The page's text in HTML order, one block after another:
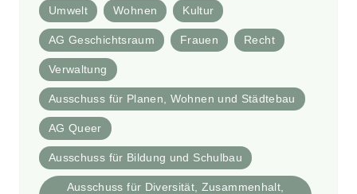
Umwelt Wohnen Kultur
AG Geschichtsraum Frauen Recht
Verwaltung
Ausschuss für Planen, Wohnen und Städtebau
AG Queer
Ausschuss für Bildung und Schulbau
Ausschuss für Diversität, Zusammenhalt,